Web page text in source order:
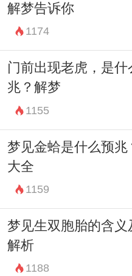
解梦告诉你
1174
门前出现老虎，是什
兆？解梦
1155
梦见金蛤是什么预兆
大全
1159
梦见生双胞胎的含义
解析
1188